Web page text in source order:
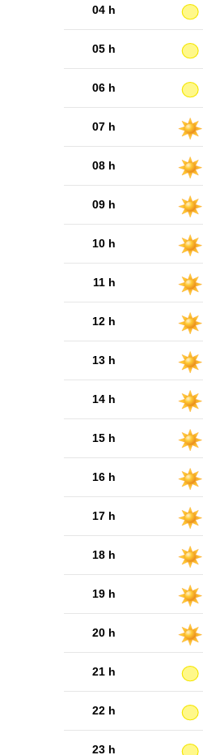
04 h
05 h
06 h
07 h
08 h
09 h
10 h
11 h
12 h
13 h
14 h
15 h
16 h
17 h
18 h
19 h
20 h
21 h
22 h
23 h